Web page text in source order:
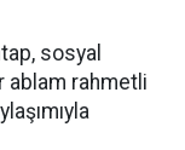
sosyal
ablam rahmetli